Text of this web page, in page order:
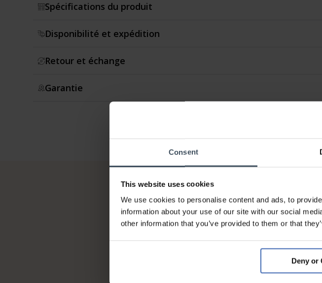
Consent
This website uses cookies
We use cookies to personalise content and ads, to
information about your use of our site with our social
other information that you’ve provided to them or that
Deny or
Spécifications du produit
Disponibilité et expédition
Retour et échange
Garantie
Sur